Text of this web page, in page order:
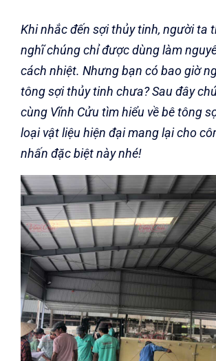
Khi nhắc đến sợi thủy tinh, người ta
nghĩ chúng chỉ được dùng làm
cách nhiệt. Nhưng bạn có bao giờ
tông sợi thủy tinh chưa? Sau đây
cùng Vĩnh Cửu tìm hiểu về bê tông
loại vật liệu hiện đại mang lại cho
nhấn đặc biệt này nhé!